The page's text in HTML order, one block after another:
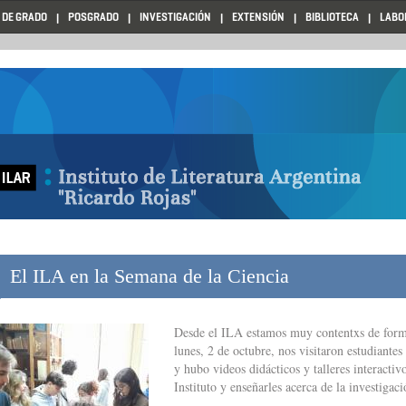
GRADO POSGRADO INVESTIGACIÓN EXTENSIÓN BIBLIOTECA
El ILA en la Semana de la Ciencia
Desde el ILA estamos muy contentxs de
lunes, 2 de octubre, nos visitaron
y hubo videos didácticos y talleres
Instituto y enseñarles acerca de la